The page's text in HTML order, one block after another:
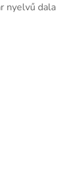
nyelvű dala